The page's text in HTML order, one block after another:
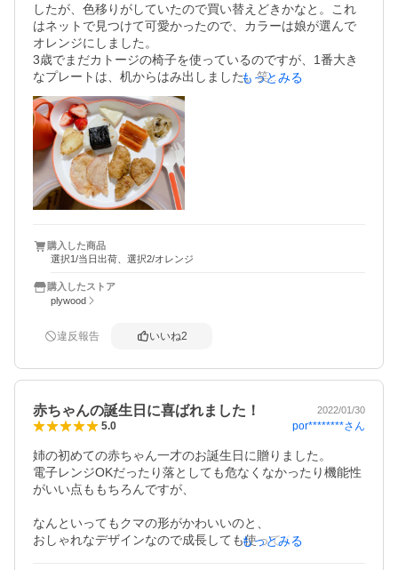
したが、色移りがしていたので買い替えどきかなと。これ
はネットで見つけて可愛かったので、カラーは娘が選んで
オレンジにしました。
3歳でまだカトージの椅子を使っているのですが、1番大き
なプレートは、机からはみ出しました。笑
プレートのほかにはクマ型のお椀のようなものが二つ入っ
ていますが、味噌汁なんかを入れるには微妙なサイズとい
うか飲みにくいし、お椀やお茶碗などは別にいるんでしょ
うね。
プレートを使わないときの小鉢というような感じで使うの
がいいかもしれませんね(^_^;)
でもとっても可愛いので、おしゃれなママにおすすめで
す。
ね。
わたしもうまく使えるように頑張ります！
もっとみる
購入した商品
選択1/当日出荷、選択2/オレンジ
購入したストア
plywood
違反報告 いいね2
赤ちゃんの誕生日に喜ばれました！ 2022/01/30
5.0 por********さん
姉の初めての赤ちゃん一才のお誕生日に贈りました。
電子レンジOKだったり落としても危なくなかったり機能性
がいい点ももちろんですが、
なんといってもクマの形がかわいいのと、
おしゃれなデザインなので成長しても使ってくれそうかな
もっとみる